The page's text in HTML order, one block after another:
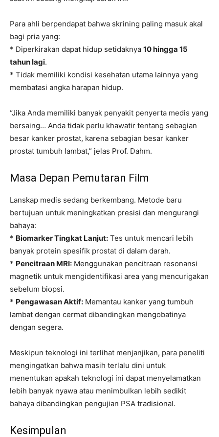
Para ahli berpendapat bahwa skrining paling masuk akal
bagi pria yang:
* Diperkirakan dapat hidup setidaknya 10 hingga 15
tahun lagi.
* Tidak memiliki kondisi kesehatan utama lainnya yang
membatasi angka harapan hidup.
“Jika Anda memiliki banyak penyakit penyerta medis yang
bersaing… Anda tidak perlu khawatir tentang sebagian
besar kanker prostat, karena sebagian besar kanker
prostat tumbuh lambat,” jelas Prof. Dahm.
Masa Depan Pemutaran Film
Lanskap medis sedang berkembang. Metode baru
bertujuan untuk meningkatkan presisi dan mengurangi
bahaya:
* Biomarker Tingkat Lanjut: Tes untuk mencari lebih
banyak protein spesifik prostat di dalam darah.
* Pencitraan MRI: Menggunakan pencitraan resonansi
magnetik untuk mengidentifikasi area yang mencurigakan
sebelum biopsi.
* Pengawasan Aktif: Memantau kanker yang tumbuh
lambat dengan cermat dibandingkan mengobatinya
dengan segera.
Meskipun teknologi ini terlihat menjanjikan, para peneliti
mengingatkan bahwa masih terlalu dini untuk
menentukan apakah teknologi ini dapat menyelamatkan
lebih banyak nyawa atau menimbulkan lebih sedikit
bahaya dibandingkan pengujian PSA tradisional.
Kesimpulan